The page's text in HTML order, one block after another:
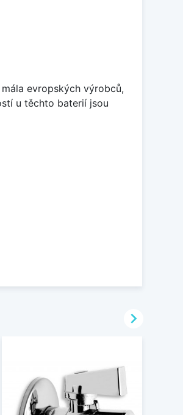
evropských výrobců,
u těchto baterií jsou
